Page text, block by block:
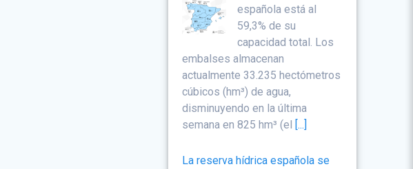
española está al
59,3% de su
capacidad total. Los
embalses almacenan
actualmente 33.235 hectómetros
cúbicos (hm³) de agua,
disminuyendo en la última
semana en 825 hm³ (el [...]
La reserva hídrica española se